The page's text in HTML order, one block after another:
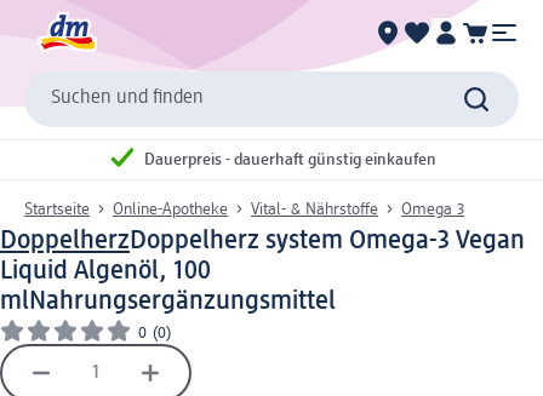
Suchen und finden
Dauerpreis - dauerhaft günstig einkaufen
Startseite Online-Apotheke Vital- & Nährstoffe Omega 3
DoppelherzDoppelherz system Omega-3 Vegan
Liquid Algenöl, 100
mlNahrungsergänzungsmittel
0 (0)